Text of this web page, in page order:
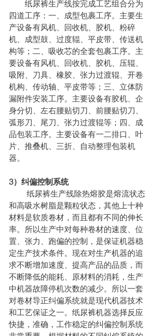
四道工序：一、成型包裹工序。主要生
产设备有风机、回收机、胶机、粉碎
机、成型鼓、过度辊、平皮带、传送机
构等；二、吸收芯的全套包裹工序。主
要设备有风机、回收机、胶机、压辊、
吸附、刀具、橡胶、张力过渡辊、开卷
机构、传动轴、平皮带等；三、立体防
漏附件安装工序。主要设备有胶机、企
身分切、左右腰贴切刀、前腰贴切刀、
弧形刀、尾刀、张力过渡辊等；四、成
品包装工序。主要设备有一二排口、叶
片、推叠机、三折、自动整理包装机
器。
3）纠偏控制系统
和高吸水树脂是颗粒状态，其他上十种
材料是软质卷材，而且都有不同的伸长
率。所以生产中对每种卷材的速度、位
置、张力、跑偏的控制，是保证机器稳
定生产技术条件。现在对生产机器的追
求不断增加速度、提高产品的品质，而
不断降低的能耗、原材料的消耗，生产
中机器故障停机次数的减少。所以一套
对卷材导正纠偏系统就是现代机器技术
和工艺保证之一。纸尿裤机器选择反应
快捷，准确，工作稳定的纠偏控制系统